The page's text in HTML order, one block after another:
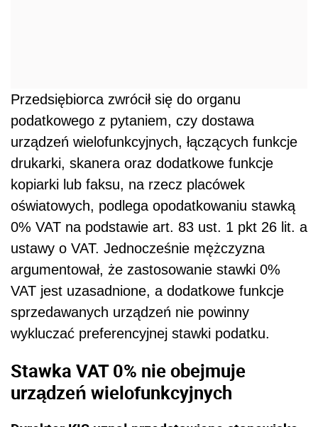
VAT jest uzasadnione, a dodatkowe funkcje
sprzedawanych urządzeń nie powinny
wykluczać preferencyjnej stawki podatku.
Stawka VAT 0% nie obejmuje
urządzeń wielofunkcyjnych
Dyrektor KIS uznał przedstawione stanowisko
za nieprawidłowe i wyjaśnił, że dostawa
urządzeń wielofunkcyjnych, łączących funkcje
drukarki, skanera oraz dodatkowe funkcje
kopiarki i/lub faksu, nie podlega
opodatkowaniu stawką VAT w wysokości 0%.
Organ podatkowy w swojej interpretacji
wskazał na przepisy ustawy o VAT, które